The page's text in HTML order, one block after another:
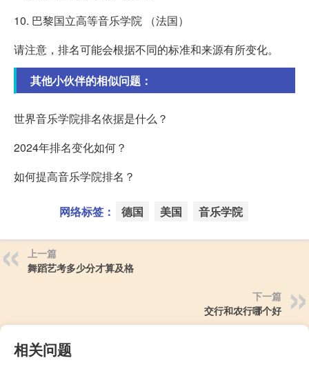
10. 巴黎国立高等音乐学院 （法国）
请注意，排名可能会根据不同的标准和来源有所变化。
其他小伙伴的相似问题：
世界音乐学院排名依据是什么？
2024年排名变化如何？
如何提高音乐学院排名？
网络标签： 德国 美国 音乐学院
上一篇
舞蹈艺考多少分才算及格
下一篇
交行和农行哪个好
相关问题